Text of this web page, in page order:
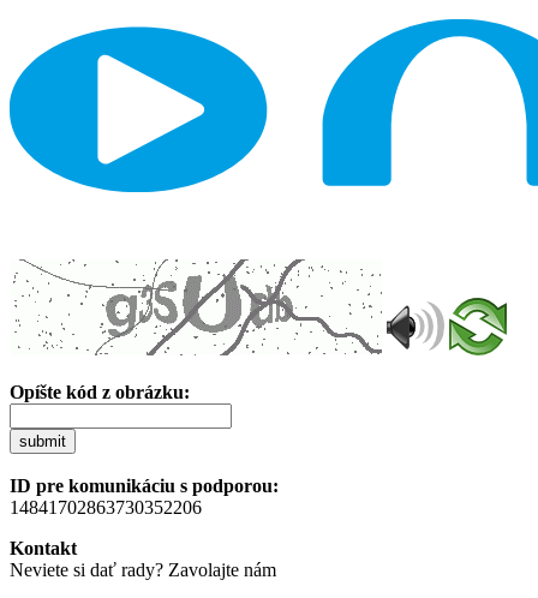
Opíšte kód z obrázku:
submit
ID pre komunikáciu s podporou:
14841702863730352206
Kontakt
Neviete si dať rady? Zavolajte nám